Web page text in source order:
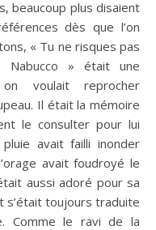
beaucoup plus disaient
dès que l’on
« Tu ne risques pas
Nabucco » était une
voulait reprocher
Il était la mémoire
le consulter pour lui
avait failli inonder
avait foudroyé le
aussi adoré pour sa
s’était toujours traduite
Comme le ravi de la